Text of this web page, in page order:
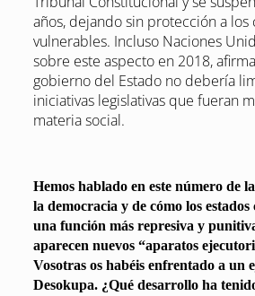
años, dejando sin protección a los
vulnerables. Incluso Naciones
sobre este aspecto en 2018,
gobierno del Estado no debería
iniciativas legislativas que fueran
materia social.
Hemos hablado en este número de
la democracia y de cómo los
una función más represiva y
aparecen nuevos “aparatos
Vosotras os habéis enfrentado a un
Desokupa. ¿Qué desarrollo ha